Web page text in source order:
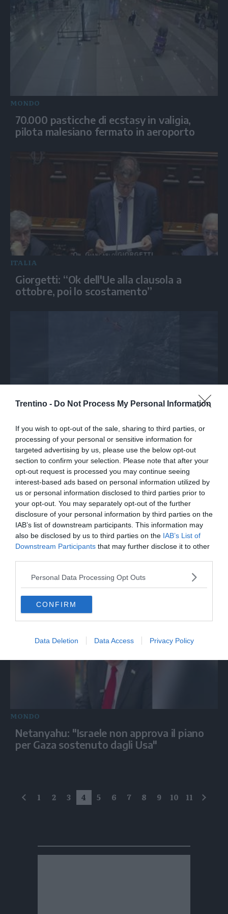
Trentino - Do Not Process My Personal Information
If you wish to opt-out of the sale, sharing to third parties, or
processing of your personal or sensitive information for
targeted advertising by us, please use the below opt-out
section to confirm your selection. Please note that after your
opt-out request is processed you may continue seeing
interest-based ads based on personal information utilized by
us or personal information disclosed to third parties prior to
your opt-out. You may separately opt-out of the further
disclosure of your personal information by third parties on the
IAB’s list of downstream participants. This information may
also be disclosed by us to third parties on the IAB’s List of
Downstream Participants that may further disclose it to other
Personal Data Processing Opt Outs
CONFIRM
Data Deletion Data Access Privacy Policy
MONDO
70.000 pasticche di ecstasy in valigia,
pilota malesiano fermato in aeroporto
ITALIA
Giorgetti: “Ok dell'Ue alla clausola a
ottobre, poi lo scostamento”
Ortles: spettacolare recupero in parete
Ortles: spettacolare recupero in parete
con l'elicottero
MONDO
Netanyahu: "Israele non approva il piano
per Gaza sostenuto dagli Usa"
precedente
1 2 3 4 5 6 7 8 9 10 11